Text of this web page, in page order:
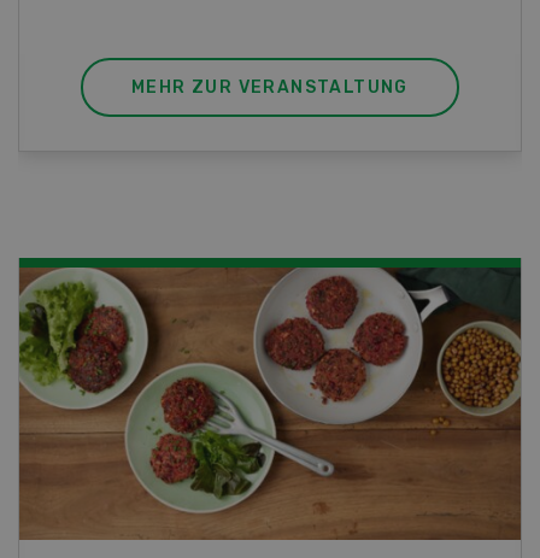
MEHR ZUR VERANSTALTUNG